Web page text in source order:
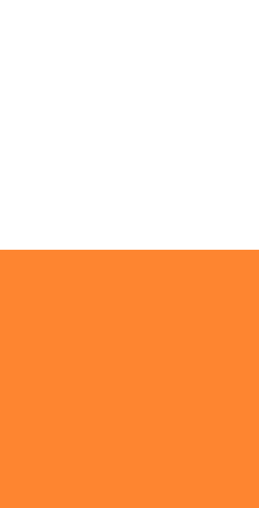
LinkedIn